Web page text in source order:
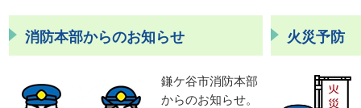
消防本部からのお知らせ
鎌ケ谷市消防本部
からのお知らせ。
火災予防